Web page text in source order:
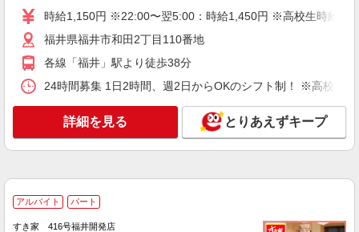
アルバイト パート
ケンタッキーフライドチキン 福井幾久店
時＞平日（月〜金） 9:00〜14:00
時給1150円 ＜高校生＞時給1060円
福井県福井市二の宮1-1-114
アルバイト パート
時給1,150円 ※22:00〜翌5:00：時給1,450円 ※高校生時給
福井県福井市和田2丁目110番地
各線「福井」駅より徒歩38分
24時間募集 1日2時間、週2日からOKのシフト制！ ※高校生
詳細を見る とりあえずキープ
アルバイト パート
すき家 416号福井開発店